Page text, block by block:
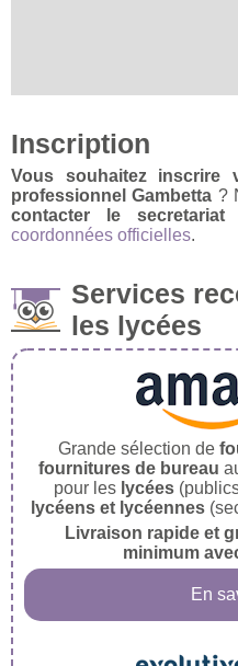
Inscription
Vous souhaitez inscrire
professionnel Gambetta ?
contacter le
coordonnées officielles.
Services
les lycées
Grande sélection de
fournitures de bureau
pour les lycées
lycéens et lycéennes
Livraison rapide et
minimum
En